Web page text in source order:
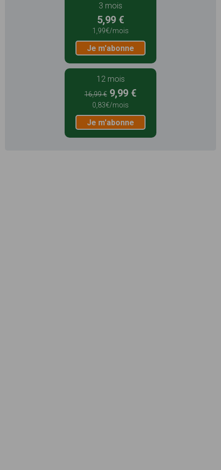
3 mois
5,99 €
1,99€/mois
Je m'abonne
12 mois
16,99 € 9,99 €
0,83€/mois
Je m'abonne